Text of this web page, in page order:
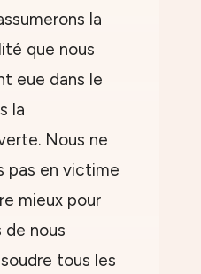
la
que nous
eue dans le
la
Nous ne
pas en victime
mieux pour
de nous
tous les